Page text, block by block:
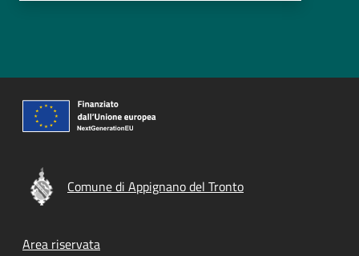
Comune di Appignano del Tronto
Footer menu
Area riservata